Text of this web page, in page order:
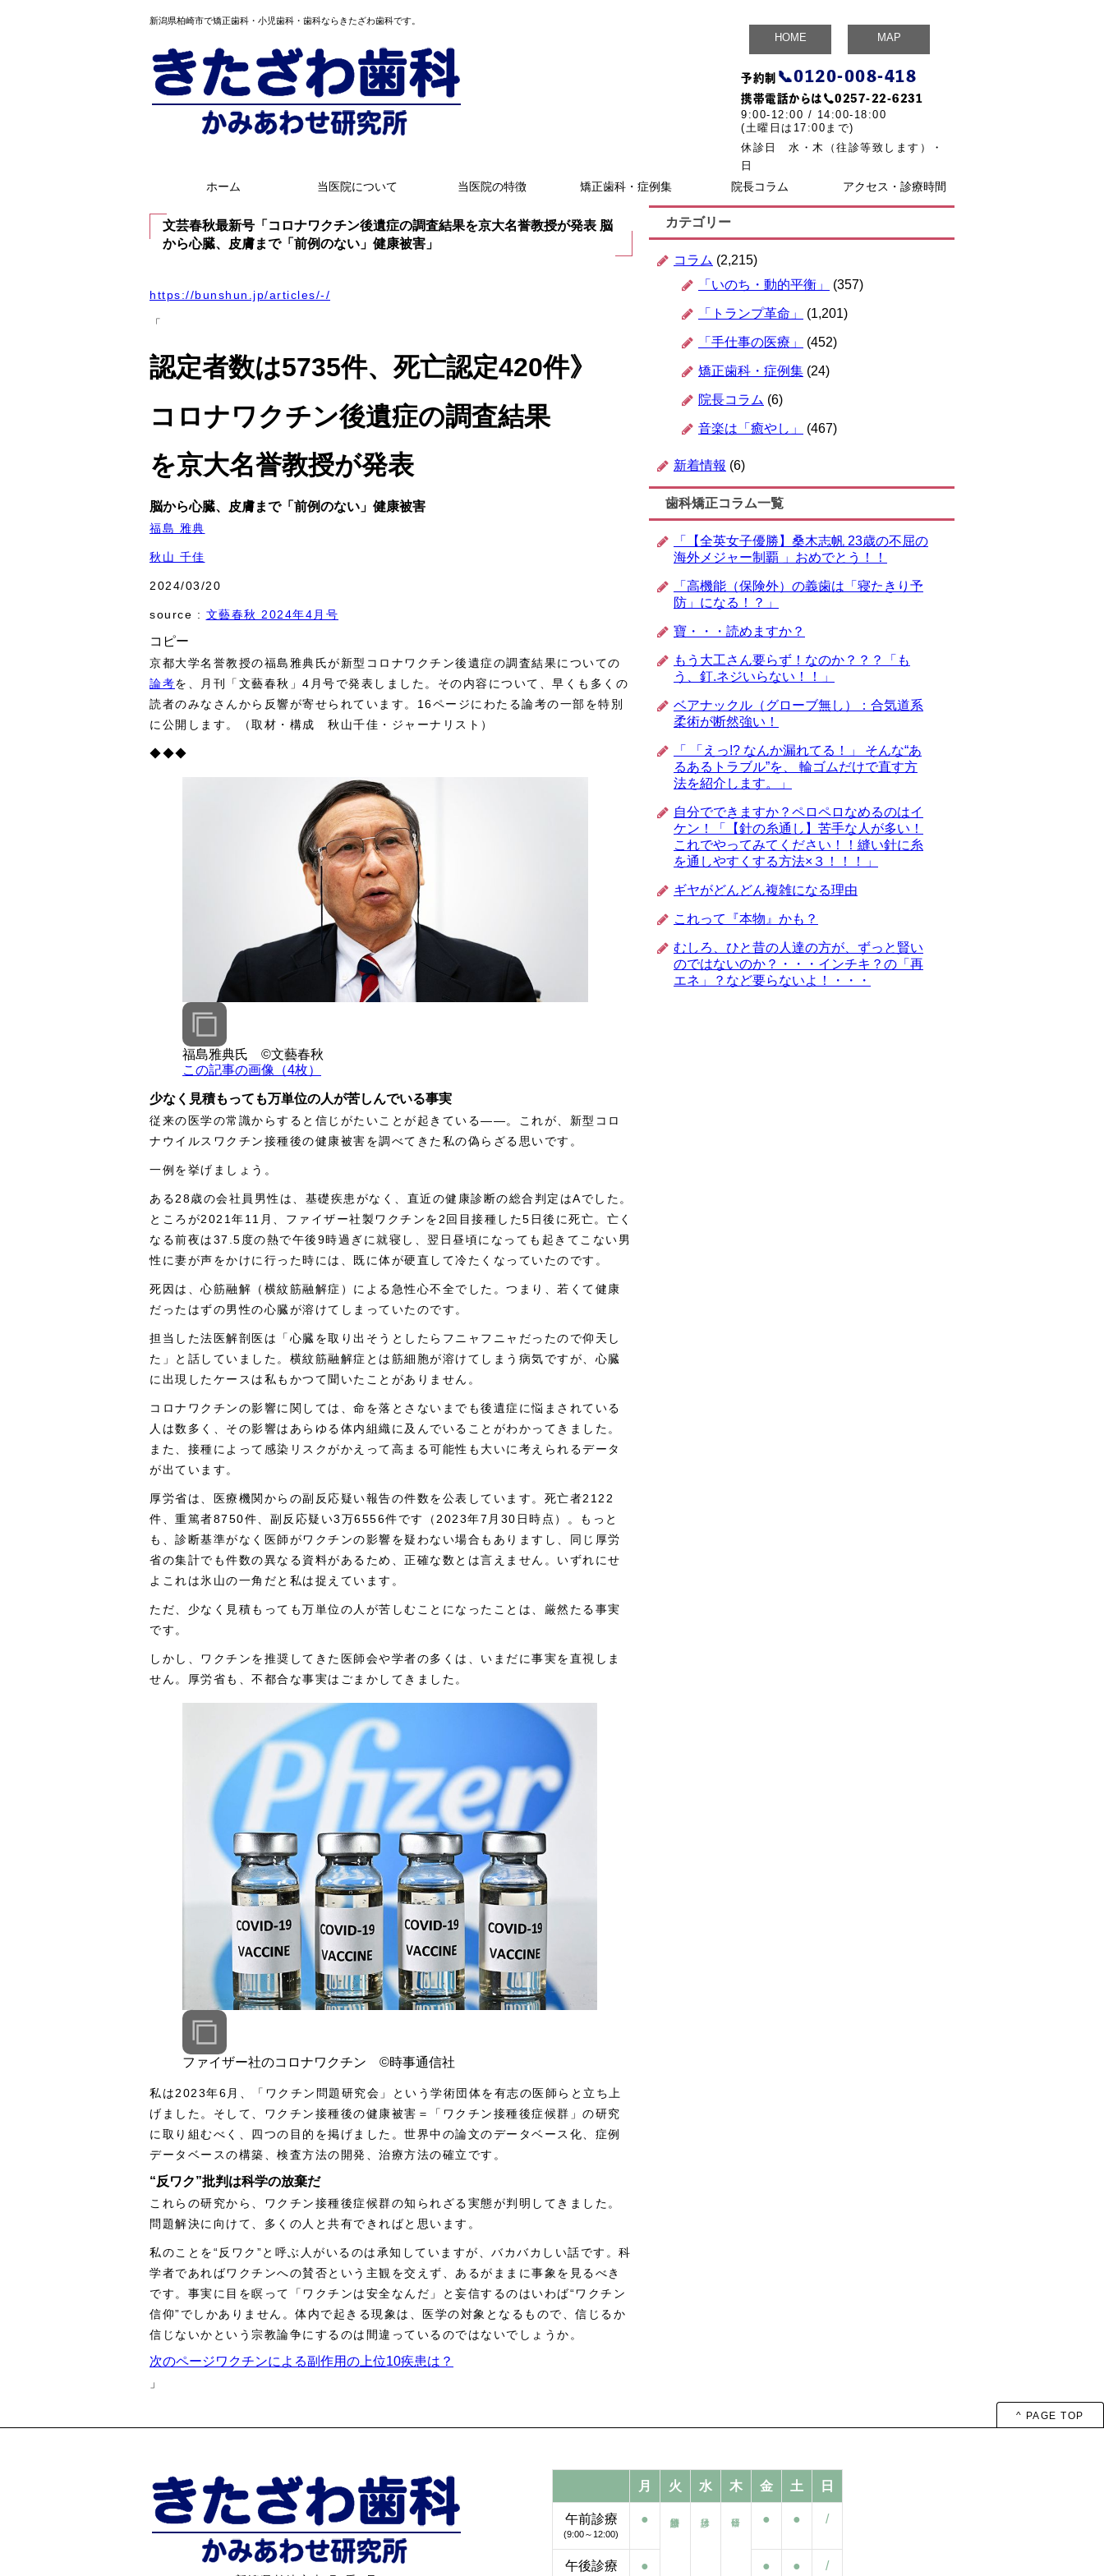
新潟県柏崎市で矯正歯科・小児歯科・歯科ならきたざわ歯科です。
HOME MAP
予約制 📞0120-008-418
携帯電話からは☎0257-22-6231
9:00-12:00 / 14:00-18:00
(土曜日は17:00まで)
休診日 水・木（往診等致します）・
日
ホーム 当医院について 当医院の特徴 矯正歯科・症例集 院長コラム アクセス・診療時間
文芸春秋最新号「コロナワクチン後遺症の調査結果を京大名誉教授が発表 脳
から心臓、皮膚まで「前例のない」健康被害」
https://bunshun.jp/articles/-/
「
認定者数は5735件、死亡認定420件》
コロナワクチン後遺症の調査結果
を京大名誉教授が発表
脳から心臓、皮膚まで「前例のない」健康被害
福島 雅典
秋山 千佳
2024/03/20
source : 文藝春秋 2024年4月号
コピー
京都大学名誉教授の福島雅典氏が新型コロナワクチン後遺症の調査結果についての
論考を、月刊「文藝春秋」4月号で発表しました。その内容について、早くも多くの
読者のみなさんから反響が寄せられています。16ページにわたる論考の一部を特別
に公開します。（取材・構成 秋山千佳・ジャーナリスト）
◆◆◆
福島雅典氏 ©文藝春秋
この記事の画像（4枚）
少なく見積もっても万単位の人が苦しんでいる事実
従来の医学の常識からすると信じがたいことが起きている――。これが、新型コロ
ナウイルスワクチン接種後の健康被害を調べてきた私の偽らざる思いです。
一例を挙げましょう。
ある28歳の会社員男性は、基礎疾患がなく、直近の健康診断の総合判定はAでした。
ところが2021年11月、ファイザー社製ワクチンを2回目接種した5日後に死亡。亡く
なる前夜は37.5度の熱で午後9時過ぎに就寝し、翌日昼頃になっても起きてこない男
性に妻が声をかけに行った時には、既に体が硬直して冷たくなっていたのです。
死因は、心筋融解（横紋筋融解症）による急性心不全でした。つまり、若くて健康
だったはずの男性の心臓が溶けてしまっていたのです。
担当した法医解剖医は「心臓を取り出そうとしたらフニャフニャだったので仰天し
た」と話していました。横紋筋融解症とは筋細胞が溶けてしまう病気ですが、心臓
に出現したケースは私もかつて聞いたことがありません。
コロナワクチンの影響に関しては、命を落とさないまでも後遺症に悩まされている
人は数多く、その影響はあらゆる体内組織に及んでいることがわかってきました。
また、接種によって感染リスクがかえって高まる可能性も大いに考えられるデータ
が出ています。
厚労省は、医療機関からの副反応疑い報告の件数を公表しています。死亡者2122
件、重篤者8750件、副反応疑い3万6556件です（2023年7月30日時点）。もっと
も、診断基準がなく医師がワクチンの影響を疑わない場合もありますし、同じ厚労
省の集計でも件数の異なる資料があるため、正確な数とは言えません。いずれにせ
よこれは氷山の一角だと私は捉えています。
ただ、少なく見積もっても万単位の人が苦しむことになったことは、厳然たる事実
です。
しかし、ワクチンを推奨してきた医師会や学者の多くは、いまだに事実を直視しま
せん。厚労省も、不都合な事実はごまかしてきました。
ファイザー社のコロナワクチン ©時事通信社
私は2023年6月、「ワクチン問題研究会」という学術団体を有志の医師らと立ち上
げました。そして、ワクチン接種後の健康被害＝「ワクチン接種後症候群」の研究
に取り組むべく、四つの目的を掲げました。世界中の論文のデータベース化、症例
データベースの構築、検査方法の開発、治療方法の確立です。
“反ワク”批判は科学の放棄だ
これらの研究から、ワクチン接種後症候群の知られざる実態が判明してきました。
問題解決に向けて、多くの人と共有できればと思います。
私のことを“反ワク”と呼ぶ人がいるのは承知していますが、バカバカしい話です。科
学者であればワクチンへの賛否という主観を交えず、あるがままに事象を見るべき
です。事実に目を瞑って「ワクチンは安全なんだ」と妄信するのはいわば“ワクチン
信仰”でしかありません。体内で起きる現象は、医学の対象となるもので、信じるか
信じないかという宗教論争にするのは間違っているのではないでしょうか。
次のページワクチンによる副作用の上位10疾患は？
」
カテゴリー
コラム (2,215)
「いのち・動的平衡」
(357)
「トランプ革命」 (1,201)
「手仕事の医療」 (452)
矯正歯科・症例集 (24)
院長コラム (6)
音楽は「癒やし」 (467)
新着情報 (6)
歯科矯正コラム一覧
「【全英女子優勝】桑木志帆 23歳の不屈の
海外メジャー制覇 」おめでとう！！
「高機能（保険外）の義歯は「寝たきり予
防」になる！？」
寶・・・読めますか？
もう大工さん要らず！なのか？？？「も
う、釘.ネジいらない！！」
ベアナックル（グローブ無し）：合気道系
柔術が断然強い！
「 「えっ!? なんか漏れてる！」 そんな“あ
るあるトラブル”を、 輪ゴムだけで直す方
法を紹介します。」
自分でできますか？ペロペロなめるのはイ
ケン！「【針の糸通し】苦手な人が多い！
これでやってみてください！！縫い針に糸
を通しやすくする方法×３！！！」
ギヤがどんどん複雑になる理由
これって『本物』かも？
むしろ、ひと昔の人達の方が、ずっと賢い
のではないのか？・・・インチキ？の「再
エネ」？など要らないよ！・・・
^ PAGE TOP
月 火 水 木 金 土 日
午前診療
(9:00～12:00)
● ● ● /
午後診療 ● ● ● /